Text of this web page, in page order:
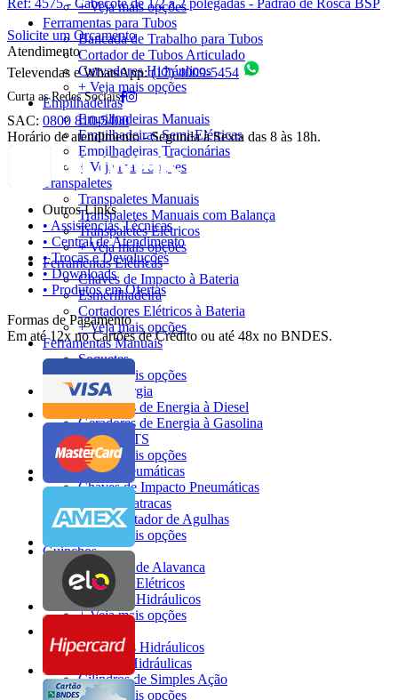
+ Veja mais opções
Ferramentas para Tubos
Bancada de Trabalho para Tubos
Cortador de Tubos Articulado
Curvadores Hidráulicos
+ Veja mais opções
Empilhadeiras
Empilhadeiras Manuais
Empilhadeiras Semi-Elétricas
Empilhadeiras Tracionárias
+ Veja mais opções
Transpaletes
Transpaletes Manuais
Transpaletes Manuais com Balança
Transpaletes Elétricos
+ Veja mais opções
Ferramentas Elétricas
Chaves de Impacto à Bateria
Esmerilhadeira
Cortadores Elétricos à Bateria
+ Veja mais opções
Ferramentas Manuais
Soquetes
+ Veja mais opções
Gerador de Energia
Geradores de Energia à Diesel
Geradores de Energia à Gasolina
Quadro ATS
+ Veja mais opções
Ferramentas Pneumáticas
Chaves de Impacto Pneumáticas
Chaves Catracas
Desincrustador de Agulhas
+ Veja mais opções
Guinchos
Guinchos de Alavanca
Guinchos Elétricos
Guinchos Hidráulicos
+ Veja mais opções
Conjuntos Hidráulicos
Bombas Hidráulicas
Cilindros de Simples Ação
+ Veja mais opções
Solicite um Orçamento
Atendimento
Televendas e WhatsApp:(17) 4009-5454
Curta as Redes Sociais
SAC: 0800 810-5400
Horário de atendimento - Segunda à Sexta das 8 às 18h.
Outros Links
• Assistências Técnicas
• Central de Atendimento
• Trocas e Devoluções
• Downloads
• Produtos em Ofertas
Formas de Pagamento
Em até 12x no Cartões de Crédito ou até 48x no BNDES.